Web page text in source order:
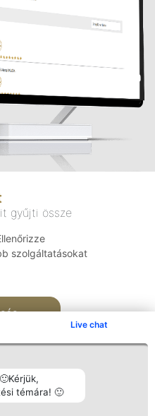
Live chat
témára! 🙂
gyűjti össze
szolgáltatásokat